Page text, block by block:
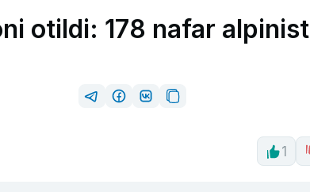
otildi: 178 nafar alpinist
1